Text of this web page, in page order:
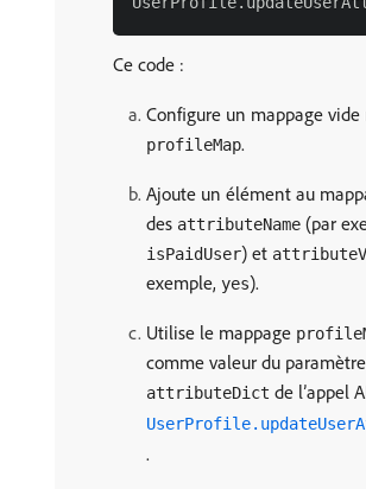
Ce code :
Configure un mappage
profileMap.
Ajoute un élément au
des attributeName (par
isPaidUser) et
exemple, yes).
Utilise le mappage
comme valeur du paramètre
attributeDict de l’appel
.